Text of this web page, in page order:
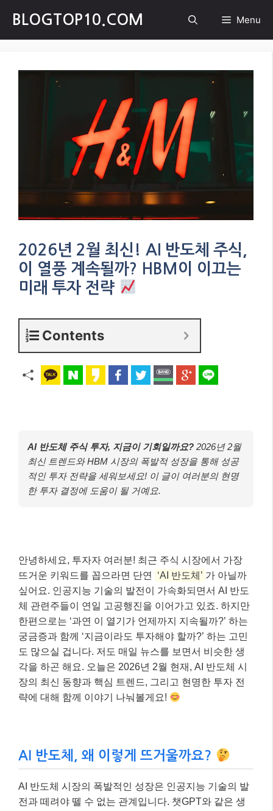
content
BLOGTOP10.COM Menu
2026년 2월 최신! AI 반도체 주식,
이 열풍 계속될까? HBM이 이끄는
미래 투자 전략
Contents
AI 반도체 주식 투자, 지금이 기회일까요? 2026년 2월
최신 트렌드와 HBM 시장의 폭발적 성장을 통해 성공
적인 투자 전략을 세워보세요! 이 글이 여러분의 현명
한 투자 결정에 도움이 될 거예요.
안녕하세요, 투자자 여러분! 최근 주식 시장에서 가장
뜨거운 키워드를 꼽으라면 단연
‘AI 반도체’ 가 아닐까
싶어요. 인공지능 기술의 발전이 가속화되면서 AI 반도
체 관련주들이 연일 고공행진을 이어가고 있죠. 하지만
한편으로는 ‘과연 이 열기가 언제까지 지속될까?’ 하는
궁금증과 함께 ‘지금이라도 투자해야 할까?’ 하는 고민
도 많으실 겁니다. 저도 매일 뉴스를 보면서 비슷한 생
각을 하곤 해요. 오늘은 2026년 2월 현재, AI 반도체 시
장의 최신 동향과 핵심 트렌드, 그리고 현명한 투자 전
략에 대해 함께 이야기 나눠볼게요!
AI 반도체, 왜 이렇게 뜨거울까요?
AI 반도체 시장의 폭발적인 성장은 인공지능 기술의 발
전과 떼려야 뗄 수 없는 관계입니다. 챗GPT와 같은 생